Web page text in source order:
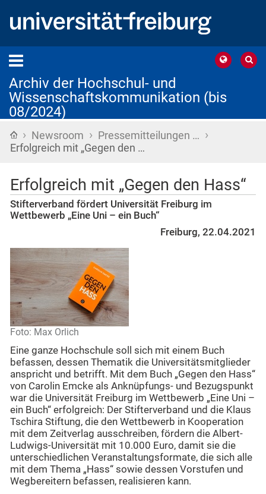
Archiv der Hochschul- und
Wissenschaftskommunikation (bis
08/2024)
Startseite
› Newsroom › Pressemitteilungen … ›
Erfolgreich mit „Gegen den …
Erfolgreich mit „Gegen den Hass“
Stifterverband fördert Universität Freiburg im
Wettbewerb „Eine Uni – ein Buch“
Freiburg, 22.04.2021
Foto: Max Orlich
Eine ganze Hochschule soll sich mit einem Buch
befassen, dessen Thematik die Universitätsmitglieder
anspricht und betrifft. Mit dem Buch „Gegen den Hass“
von Carolin Emcke als Anknüpfungs- und Bezugspunkt
war die Universität Freiburg im Wettbewerb „Eine Uni –
ein Buch“ erfolgreich: Der Stifterverband und die Klaus
Tschira Stiftung, die den Wettbewerb in Kooperation
mit dem Zeitverlag ausschreiben, fördern die Albert-
Ludwigs-Universität mit 10.000 Euro, damit sie die
unterschiedlichen Veranstaltungsformate, die sich alle
mit dem Thema „Hass“ sowie dessen Vorstufen und
Wegbereitern befassen, realisieren kann.